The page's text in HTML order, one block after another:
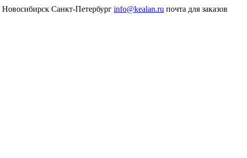
Новосибирск Санкт-Петербург info@kealan.ru почта для заказов